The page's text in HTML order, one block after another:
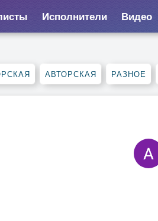
Исполнители Видео
АВТОРСКАЯ РАЗНОЕ